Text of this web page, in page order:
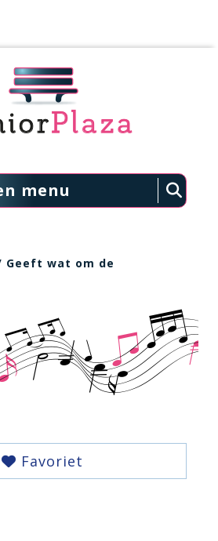
menu
Geeft wat om de
Favoriet